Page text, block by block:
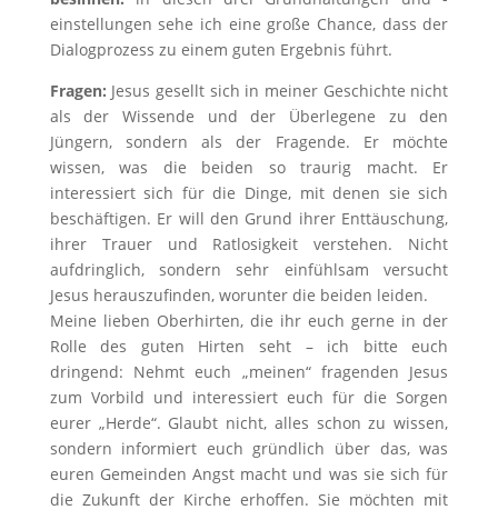
einstellungen sehe ich eine große Chance, dass der
Dialogprozess zu einem guten Ergebnis führt.
Fragen: Jesus gesellt sich in meiner Geschichte nicht
als der Wissende und der Überlegene zu den
Jüngern, sondern als der Fragende. Er möchte
wissen, was die beiden so traurig macht. Er
interessiert sich für die Dinge, mit denen sie sich
beschäftigen. Er will den Grund ihrer Enttäuschung,
ihrer Trauer und Ratlosigkeit verstehen. Nicht
aufdringlich, sondern sehr einfühlsam versucht
Jesus herauszufinden, worunter die beiden leiden.
Meine lieben Oberhirten, die ihr euch gerne in der
Rolle des guten Hirten seht – ich bitte euch
dringend: Nehmt euch „meinen“ fragenden Jesus
zum Vorbild und interessiert euch für die Sorgen
eurer „Herde“. Glaubt nicht, alles schon zu wissen,
sondern informiert euch gründlich über das, was
euren Gemeinden Angst macht und was sie sich für
die Zukunft der Kirche erhoffen. Sie möchten mit